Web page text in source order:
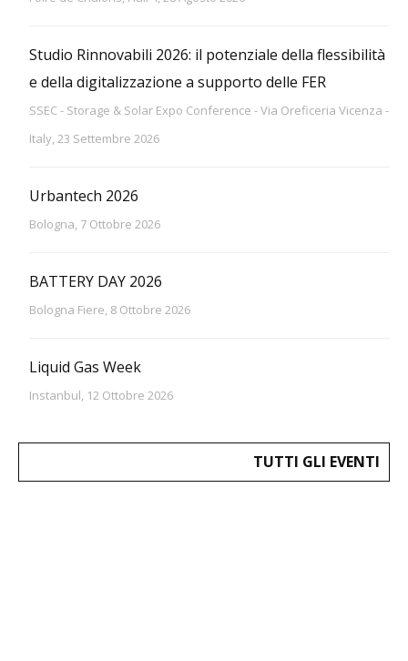
Studio Rinnovabili 2026: il potenziale della flessibilità
e della digitalizzazione a supporto delle FER
SSEC - Storage & Solar Expo Conference - Via Oreficeria Vicenza -
Italy, 23 Settembre 2026
Urbantech 2026
Bologna, 7 Ottobre 2026
BATTERY DAY 2026
Bologna Fiere, 8 Ottobre 2026
Liquid Gas Week
Instanbul, 12 Ottobre 2026
TUTTI GLI EVENTI